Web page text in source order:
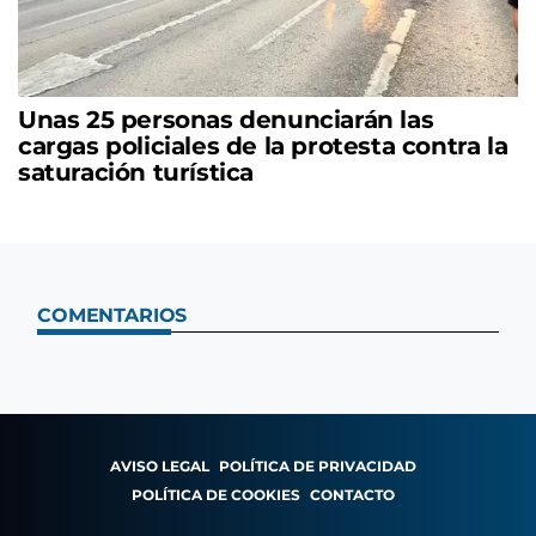
Unas 25 personas denunciarán las
cargas policiales de la protesta contra la
saturación turística
COMENTARIOS
AVISO LEGAL POLÍTICA DE PRIVACIDAD
POLÍTICA DE COOKIES CONTACTO